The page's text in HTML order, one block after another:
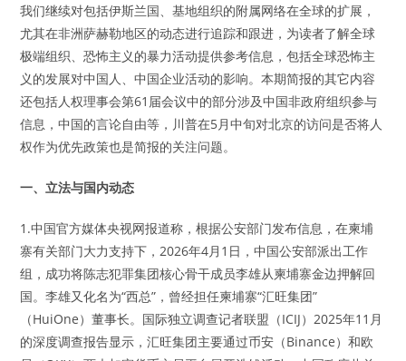
我们继续对包括伊斯兰国、基地组织的附属网络在全球的扩展，
尤其在非洲萨赫勒地区的动态进行追踪和跟进，为读者了解全球
极端组织、恐怖主义的暴力活动提供参考信息，包括全球恐怖主
义的发展对中国人、中国企业活动的影响。本期简报的其它内容
还包括人权理事会第61届会议中的部分涉及中国非政府组织参与
信息，中国的言论自由等，川普在5月中旬对北京的访问是否将人
权作为优先政策也是简报的关注问题。
一、立法与国内动态
1.中国官方媒体央视网报道称，根据公安部门发布信息，在柬埔
寨有关部门大力支持下，2026年4月1日，中国公安部派出工作
组，成功将陈志犯罪集团核心骨干成员李雄从柬埔寨金边押解回
国。李雄又化名为“西总”，曾经担任柬埔寨“汇旺集团”
（HuiOne）董事长。国际独立调查记者联盟（ICIJ）2025年11月
的深度调查报告显示，汇旺集团主要通过币安（Binance）和欧